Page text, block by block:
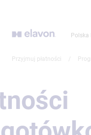
Polska
Przyjmuj płatności /